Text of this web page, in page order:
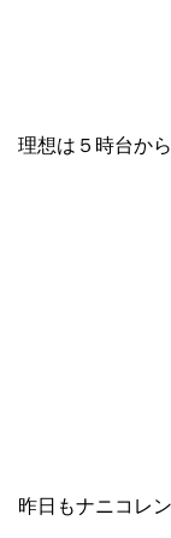
理想は５時台か
昨日もナニコレ